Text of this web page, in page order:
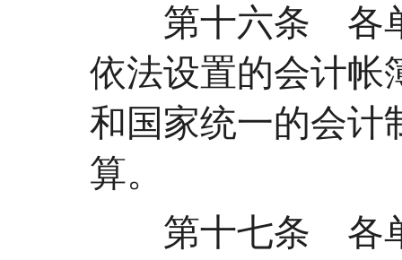
第十六条 各单
依法设置的会计帐
和国家统一的会计
算。
第十七条 各单